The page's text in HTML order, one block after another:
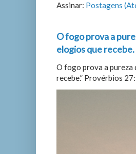
Assinar: Postagens
O fogo prova a
elogios que recebe.
O fogo prova a pureza
recebe.” Provérbios